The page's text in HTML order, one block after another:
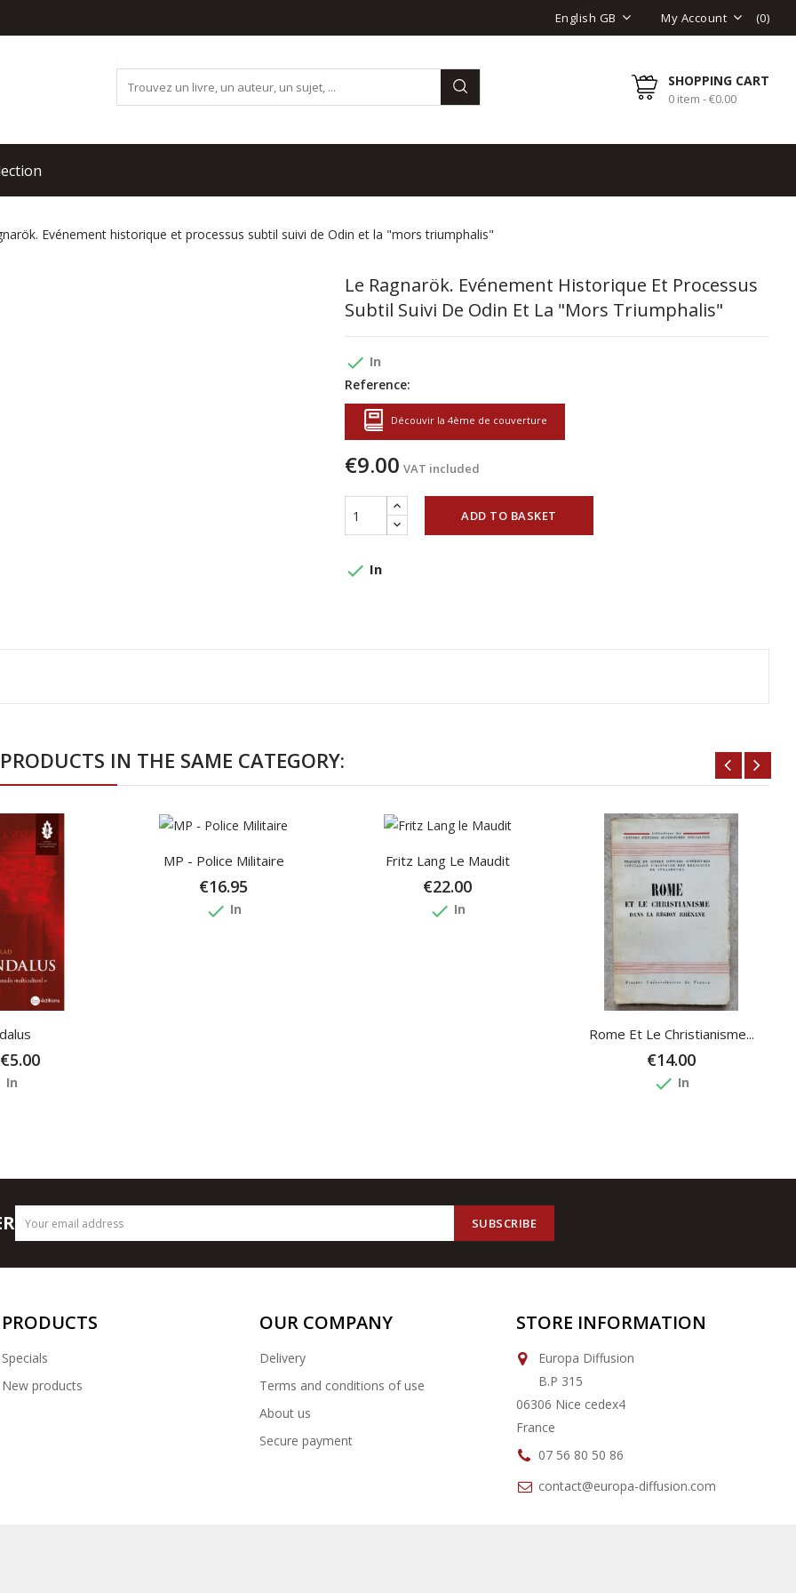
English GB My Account (0)
SHOPPING CART
0 item - €0.00
Evénement historique et processus subtil suivi de Odin et la "mors triumphalis"
Le Ragnarök. Evénement Historique Et Processus
Subtil Suivi De Odin Et La "mors Triumphalis"
done In
Reference:
Découvir la 4ème de couverture
€9.00 VAT included
ADD TO BASKET
done In
IN THE SAME CATEGORY:
€5.00
In
MP - Police Militaire
€16.95
done In
Fritz Lang Le Maudit
€22.00
done In
Rome Et Le Christianisme...
€14.00
done In
PRODUCTS
Specials
New products
OUR COMPANY
Delivery
Terms and conditions of use
About us
Secure payment
STORE INFORMATION
Europa Diffusion
B.P 315
06306 Nice cedex4
France
07 56 80 50 86
contact@europa-diffusion.com